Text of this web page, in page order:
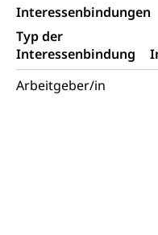
Interessenbindungen
Typ der
Interessenbindung
Arbeitgeber/in
Katastrophenschutz,
Feuerwehr,
Alarmierung,
Polizei
Ordnungskräfte,